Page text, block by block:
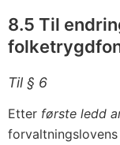
8.5 Til
Til § 6
Etter første ledd